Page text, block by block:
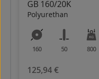
GB 160/20K
Polyurethan
160 50 800
125,94 €